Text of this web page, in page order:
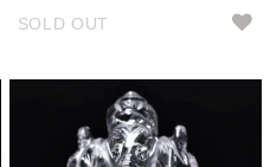
SOLD OUT